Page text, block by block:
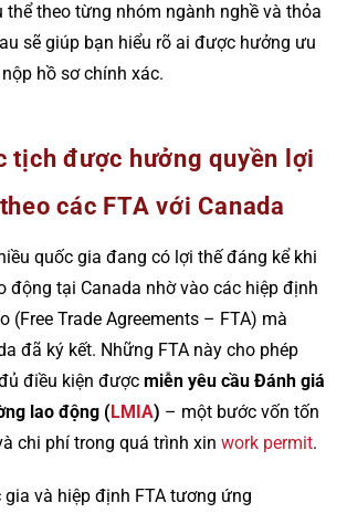
thể theo từng nhóm ngành nghề và thỏa
sẽ giúp bạn hiểu rõ ai được hưởng ưu
hồ sơ chính xác.
tịch được hưởng quyền lợi
các FTA với Canada
quốc gia đang có lợi thế đáng kể khi
động tại Canada nhờ vào các hiệp định
(Free Trade Agreements – FTA) mà
đã ký kết. Những FTA này cho phép
điều kiện được miễn yêu cầu Đánh giá
lao động (LMIA) – một bước vốn tốn
chi phí trong quá trình xin work permit.
gia và hiệp định FTA tương ứng